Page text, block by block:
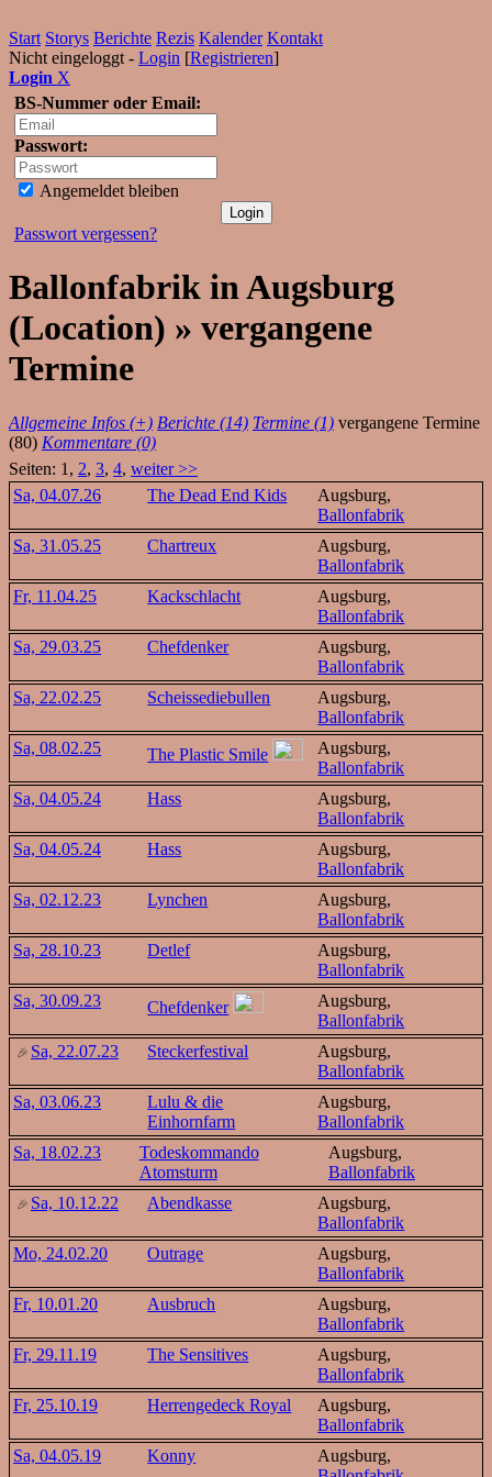
Start Storys Berichte Rezis Kalender Kontakt
Nicht eingeloggt - Login [Registrieren]
Login X
BS-Nummer oder Email:
Passwort:
Angemeldet bleiben
Passwort vergessen?
Ballonfabrik in Augsburg
(Location) » vergangene
Termine
Allgemeine Infos (+) Berichte (14) Termine (1) vergangene Termine
(80) Kommentare (0)
Seiten: 1, 2, 3, 4, weiter >>
Sa, 04.07.26
The Dead End Kids
Augsburg,
Ballonfabrik
Sa, 31.05.25
Chartreux
Augsburg,
Ballonfabrik
Fr, 11.04.25
Kackschlacht
Augsburg,
Ballonfabrik
Sa, 29.03.25
Chefdenker
Augsburg,
Ballonfabrik
Sa, 22.02.25
Scheissediebullen
Augsburg,
Ballonfabrik
Sa, 08.02.25
The Plastic Smile
Augsburg,
Ballonfabrik
Sa, 04.05.24
Hass
Augsburg,
Ballonfabrik
Sa, 04.05.24
Hass
Augsburg,
Ballonfabrik
Sa, 02.12.23
Lynchen
Augsburg,
Ballonfabrik
Sa, 28.10.23
Detlef
Augsburg,
Ballonfabrik
Sa, 30.09.23
Chefdenker
Augsburg,
Ballonfabrik
Sa, 22.07.23
Steckerfestival
Augsburg,
Ballonfabrik
Sa, 03.06.23
Lulu & die
Einhornfarm
Augsburg,
Ballonfabrik
Sa, 18.02.23
Todeskommando
Atomsturm
Augsburg,
Ballonfabrik
Sa, 10.12.22
Abendkasse
Augsburg,
Ballonfabrik
Mo, 24.02.20
Outrage
Augsburg,
Ballonfabrik
Fr, 10.01.20
Ausbruch
Augsburg,
Ballonfabrik
Fr, 29.11.19
The Sensitives
Augsburg,
Ballonfabrik
Fr, 25.10.19
Herrengedeck Royal
Augsburg,
Ballonfabrik
Sa, 04.05.19
Konny
Augsburg,